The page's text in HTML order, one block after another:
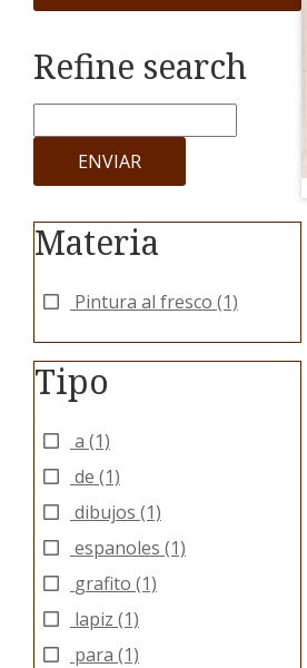
Refine search
ENVIAR
Materia
Pintura al fresco (1)
Tipo
a (1)
de (1)
dibujos (1)
espanoles (1)
grafito (1)
lapiz (1)
para (1)